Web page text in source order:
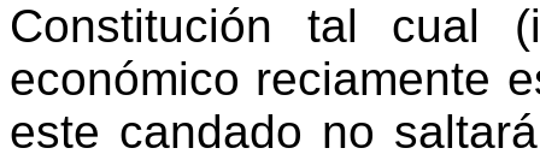
Constitución tal cual
económico reciamente
este candado no